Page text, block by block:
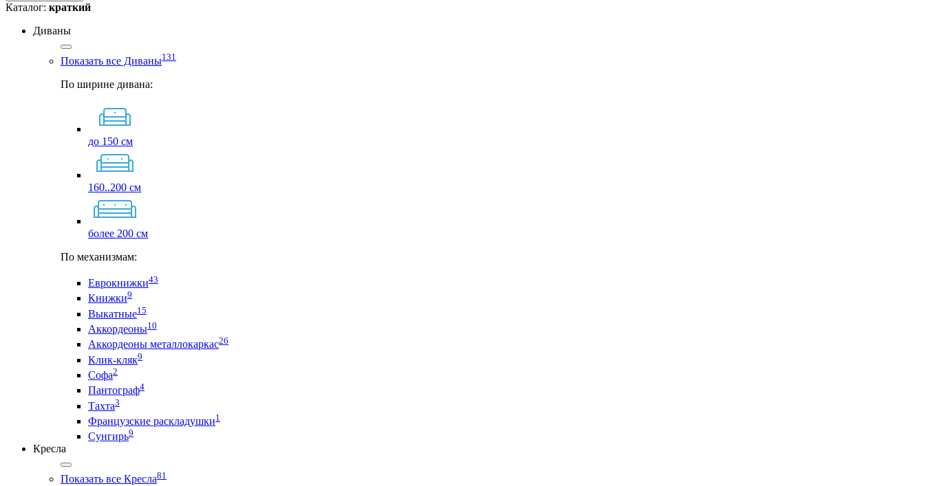
Каталог: краткий
Диваны
Показать все Диваны131
По ширине дивана:
до 150 см
160..200 см
более 200 см
По механизмам:
Еврокнижки43
Книжки9
Выкатные15
Аккордеоны10
Аккордеоны металлокаркас26
Клик-кляк9
Софа2
Пантограф4
Тахта3
Французские раскладушки1
Сунгирь9
Кресла
Показать все Кресла81